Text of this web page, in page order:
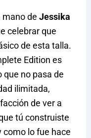
mano de Jessika
celebrar que
de esta talla.
Edition es
no pasa de
ilimitada,
de ver a
tú construiste
como lo fue hace